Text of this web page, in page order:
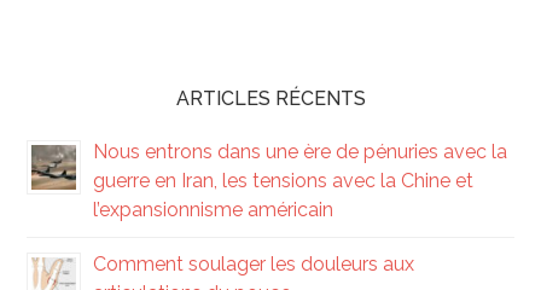
ARTICLES RÉCENTS
Nous entrons dans une ère de pénuries avec la
guerre en Iran, les tensions avec la Chine et
l’expansionnisme américain
Comment soulager les douleurs aux